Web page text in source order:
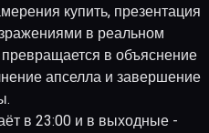
купить, презентация
в реальном
в объяснение
апселла и завершение
в 23:00 и в выходные -